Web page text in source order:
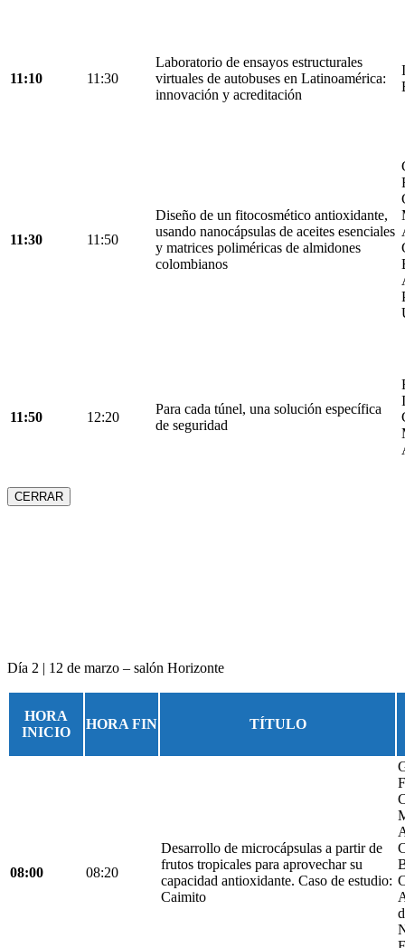
11:10 11:30
Laboratorio de ensayos estructurales
virtuales de autobuses en Latinoamérica:
innovación y acreditación
11:30 11:50
Diseño de un fitocosmético antioxidante,
usando nanocápsulas de aceites esenciales
y matrices poliméricas de almidones
colombianos
11:50 12:20
Para cada túnel, una solución específica
de seguridad
CERRAR
Día 2 | 12 de marzo – salón Horizonte
HORA
INICIO
HORA FIN TÍTULO
08:00 08:20
Desarrollo de microcápsulas a partir de
frutos tropicales para aprovechar su
capacidad antioxidante. Caso de estudio:
Caimito